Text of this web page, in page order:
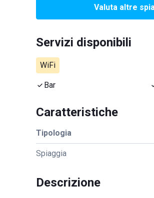
Valuta altre
Servizi disponibili
WiFi
Bar
Caratteristiche
Tipologia
Spiaggia
Descrizione